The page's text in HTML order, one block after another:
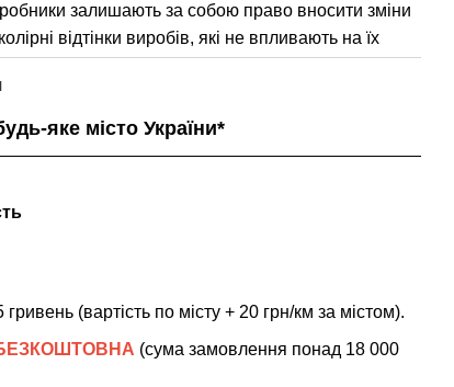
залишають за собою право вносити зміни
відтінки виробів, які не впливають на їх
яке місто України*
(вартість по місту + 20 грн/км за містом).
(сума замовлення понад 18 000